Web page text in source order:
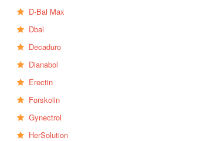
D-Bal Max
Dbal
Decaduro
Dianabol
Erectin
Forskolin
Gynectrol
HerSolution